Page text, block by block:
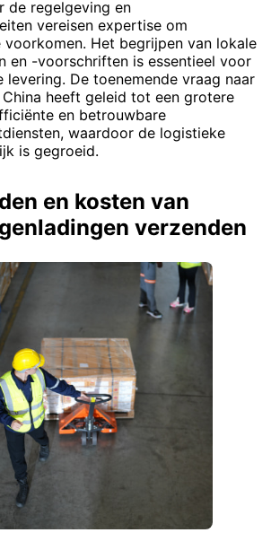
de regelgeving en
vereisen expertise om
Het begrijpen van lokale
en -voorschriften is essentieel voor
levering. De toenemende vraag naar
heeft geleid tot een grotere
en betrouwbare
waardoor de logistieke
is gegroeid.
en kosten van
verzenden